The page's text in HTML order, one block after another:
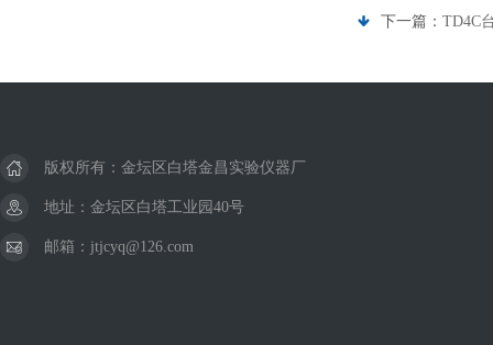
下一篇： TD4C
版权所有：金坛区白塔金昌实验仪器厂
地址：金坛区白塔工业园40号
邮箱：jtjcyq@126.com